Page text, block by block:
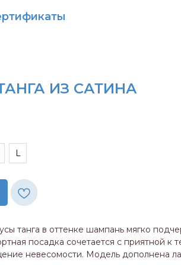
ИЗ САТИНА
L
танга в оттенке шампань мягко
посадка сочетается с приятной к
невесомости. Модель дополнена